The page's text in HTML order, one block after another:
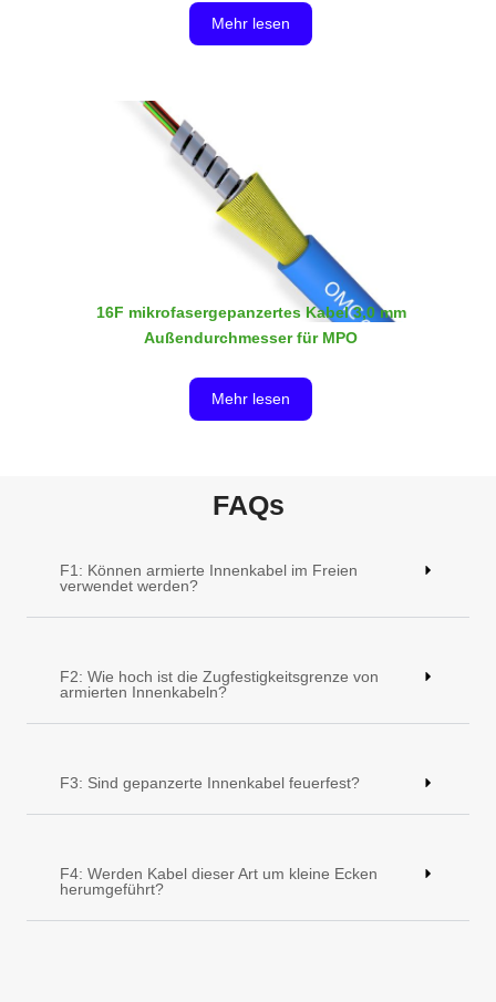
Das gepanzerte Uni-Tube-Duplex-Kabel mit extra
Metallgeflecht besteht aus 2×0,6 mm oder 0,9 mm
Metallgeflecht und einem Außenmantel. Es ist eine
ideale Wahl für den direkten Anschluss.
Mehr lesen
16F mikrofasergepanzertes Kabel 3,0 mm
Außendurchmesser für MPO
Das gepanzerte 16F-Mikrofaser-Doppelmantelkabel
mit 3,0 mm Außendurchmesser besteht aus 16 x 250
Schließlich bedeckte ein weiteres Aramidgarn das
oder PVC.
Mehr lesen
FAQs
F1: Können armierte Innenkabel im Freien
verwendet werden?
F2: Wie hoch ist die Zugfestigkeitsgrenze von
armierten Innenkabeln?
F3: Sind gepanzerte Innenkabel feuerfest?
F4: Werden Kabel dieser Art um kleine Ecken
herumgeführt?